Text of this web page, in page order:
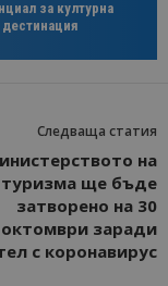
за културна
дестинация
Следваща статия
на
туризма ще бъде
затворено на 30
октомври заради
с коронавирус